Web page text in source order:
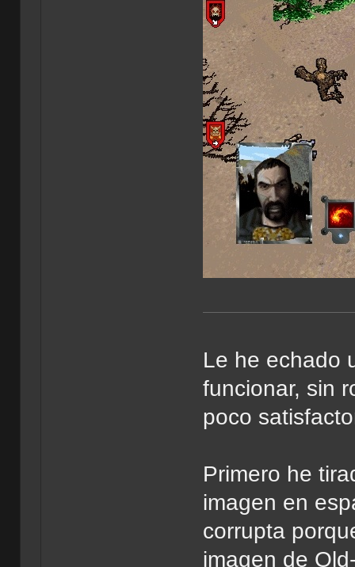
Le he echado
funcionar, sin
poco
Primero he
imagen en
corrupta
imagen de